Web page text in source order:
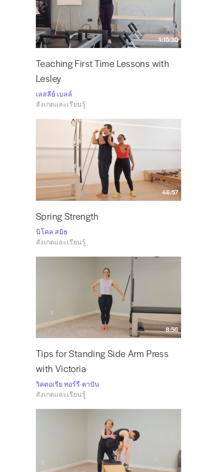
1:15:30
Teaching First Time Lessons with
Lesley
เลสลีย์ เบลล์
สังเกตและเรียนรู้
46:57
Spring Strength
นิโคล สมิธ
สังเกตและเรียนรู้
8:56
Tips for Standing Side Arm Press
with Victoria
วิคตอเรีย ทอร์รี-คาปัน
สังเกตและเรียนรู้